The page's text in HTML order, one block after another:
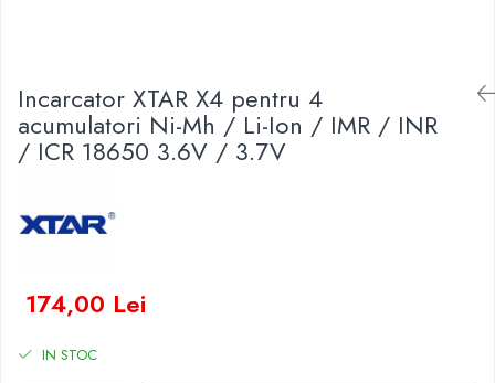
Lanterne
Lampi
Kit-uri vlogging
Convertoare tensiune
Prelungitoare
Ventilatoare
Cablu coaxial
Incarcator XTAR X4 pentru 4
acumulatori Ni-Mh / Li-Ion / IMR / INR
/ ICR 18650 3.6V / 3.7V
174,00 Lei
IN STOC